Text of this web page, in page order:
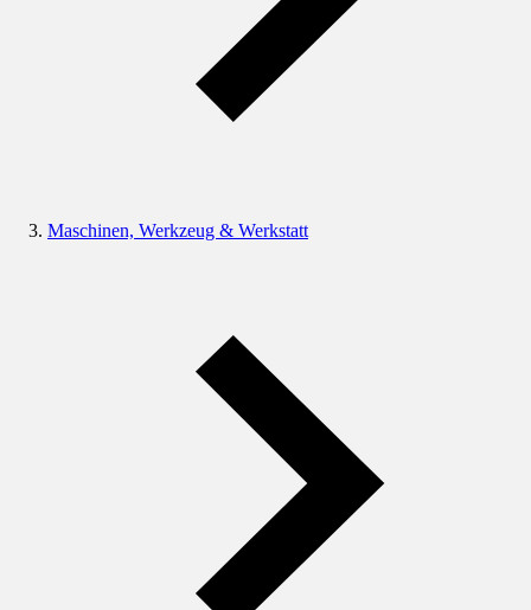
Maschinen, Werkzeug & Werkstatt